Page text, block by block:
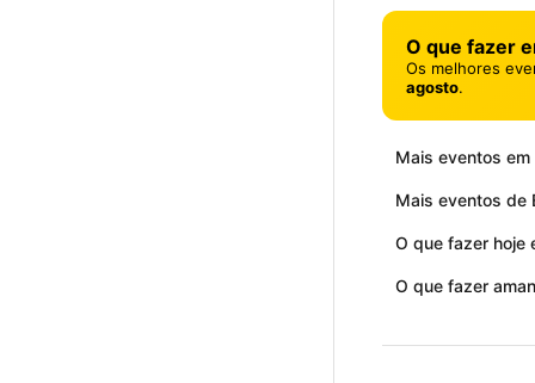
O que fazer
Os melhores
agosto.
Mais eventos em
Mais eventos de
O que fazer hoje
O que fazer